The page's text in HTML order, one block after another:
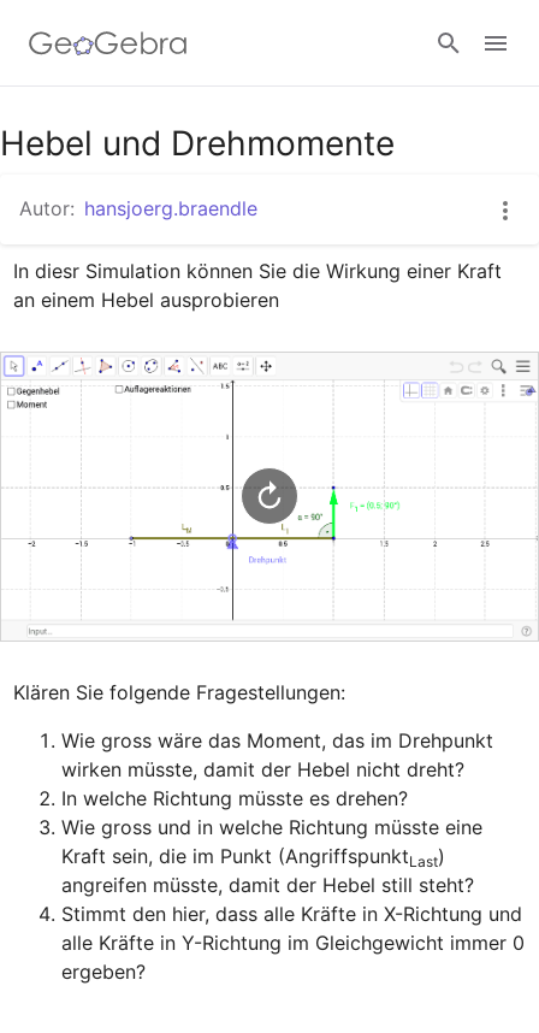
Google Classroom
GeoGebra Classroom
Anmelden
Hebel und Drehmomente
Autor: hansjoerg.braendle
In diesr Simulation können Sie die Wirkung einer Kraft
an einem Hebel ausprobieren
Klären Sie folgende Fragestellungen:
Wie gross wäre das Moment, das im Drehpunkt
wirken müsste, damit der Hebel nicht dreht?
In welche Richtung müsste es drehen?
Wie gross und in welche Richtung müsste eine
Kraft sein, die im Punkt (AngriffspunktLast)
angreifen müsste, damit der Hebel still steht?
Stimmt den hier, dass alle Kräfte in X-Richtung und
alle Kräfte in Y-Richtung im Gleichgewicht immer 0
ergeben?